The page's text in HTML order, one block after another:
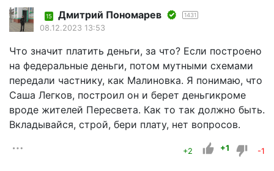
15 Дмитрий Пономарев 1431
08.12.2023 13:53
Что значит платить деньги, за что? Если построено
на федеральные деньги, потом мутными схемами
передали частнику, как Малиновка. Я понимаю, что
Саша Легков, построил он и берет деньгикроме
вроде жителей Пересвета. Как то так должно быть.
Вкладывайся, строй, бери плату, нет вопросов.
+2 +1 -1